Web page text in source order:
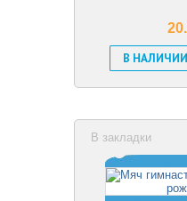
В НАЛИЧИИ
В закладки